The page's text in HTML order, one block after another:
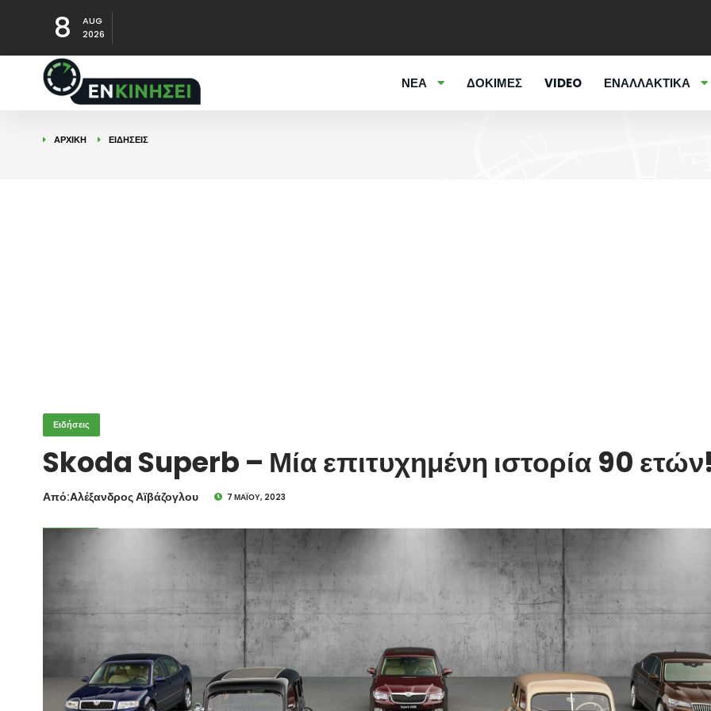
8
AUG
2026
ΝΕΑ ΔΟΚΙΜΕΣ VIDEO ΕΝΑΛΛΑΚΤΙΚΑ
ΑΡΧΙΚΉ ΕΙΔΉΣΕΙΣ
Ειδήσεις
Skoda Superb – Μία επιτυχημένη ιστορία 90
Από:Aλέξανδρος Αϊβάζογλου 7 ΜΑΪ́ΟΥ, 2023